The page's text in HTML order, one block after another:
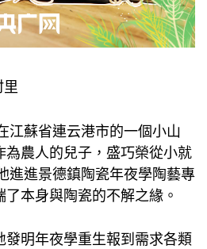
里
江蘇省連云港市的一個小山
為農人的兒子，盛巧榮從小就
進進景德鎮陶瓷年夜學陶藝專
本身與陶瓷的不解之緣。
明年夜學重生報到需求各類